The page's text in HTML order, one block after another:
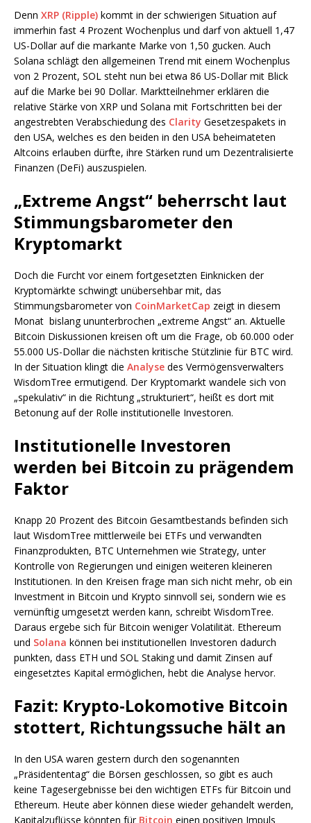
Denn XRP (Ripple) kommt in der schwierigen Situation auf
immerhin fast 4 Prozent Wochenplus und darf von aktuell 1,47
US-Dollar auf die markante Marke von 1,50 gucken. Auch
Solana schlägt den allgemeinen Trend mit einem Wochenplus
von 2 Prozent, SOL steht nun bei etwa 86 US-Dollar mit Blick
auf die Marke bei 90 Dollar. Marktteilnehmer erklären die
relative Stärke von XRP und Solana mit Fortschritten bei der
angestrebten Verabschiedung des Clarity Gesetzespakets in
den USA, welches es den beiden in den USA beheimateten
Altcoins erlauben dürfte, ihre Stärken rund um Dezentralisierte
Finanzen (DeFi) auszuspielen.
„Extreme Angst“ beherrscht laut
Stimmungsbarometer den
Kryptomarkt
Doch die Furcht vor einem fortgesetzten Einknicken der
Kryptomärkte schwingt unübersehbar mit, das
Stimmungsbarometer von CoinMarketCap zeigt in diesem
Monat bislang ununterbrochen „extreme Angst“ an. Aktuelle
Bitcoin Diskussionen kreisen oft um die Frage, ob 60.000 oder
55.000 US-Dollar die nächsten kritische Stützlinie für BTC wird.
In der Situation klingt die Analyse des Vermögensverwalters
WisdomTree ermutigend. Der Kryptomarkt wandele sich von
„spekulativ“ in die Richtung „strukturiert“, heißt es dort mit
Betonung auf der Rolle institutionelle Investoren.
Institutionelle Investoren
werden bei Bitcoin zu prägendem
Faktor
Knapp 20 Prozent des Bitcoin Gesamtbestands befinden sich
laut WisdomTree mittlerweile bei ETFs und verwandten
Finanzprodukten, BTC Unternehmen wie Strategy, unter
Kontrolle von Regierungen und einigen weiteren kleineren
Institutionen. In den Kreisen frage man sich nicht mehr, ob ein
Investment in Bitcoin und Krypto sinnvoll sei, sondern wie es
vernünftig umgesetzt werden kann, schreibt WisdomTree.
Daraus ergebe sich für Bitcoin weniger Volatilität. Ethereum
und Solana können bei institutionellen Investoren dadurch
punkten, dass ETH und SOL Staking und damit Zinsen auf
eingesetztes Kapital ermöglichen, hebt die Analyse hervor.
Fazit: Krypto-Lokomotive Bitcoin
stottert, Richtungssuche hält an
In den USA waren gestern durch den sogenannten
„Präsidententag“ die Börsen geschlossen, so gibt es auch
keine Tagesergebnisse bei den wichtigen ETFs für Bitcoin und
Ethereum. Heute aber können diese wieder gehandelt werden,
Kapitalzuflüsse könnten für Bitcoin einen positiven Impuls